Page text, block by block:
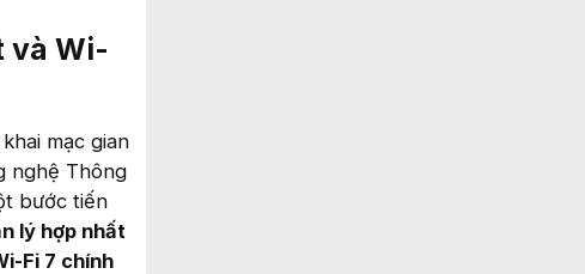
và Wi-
mạc gian
nghệ Thông
bước tiến
lý hợp nhất
Fi 7 chính